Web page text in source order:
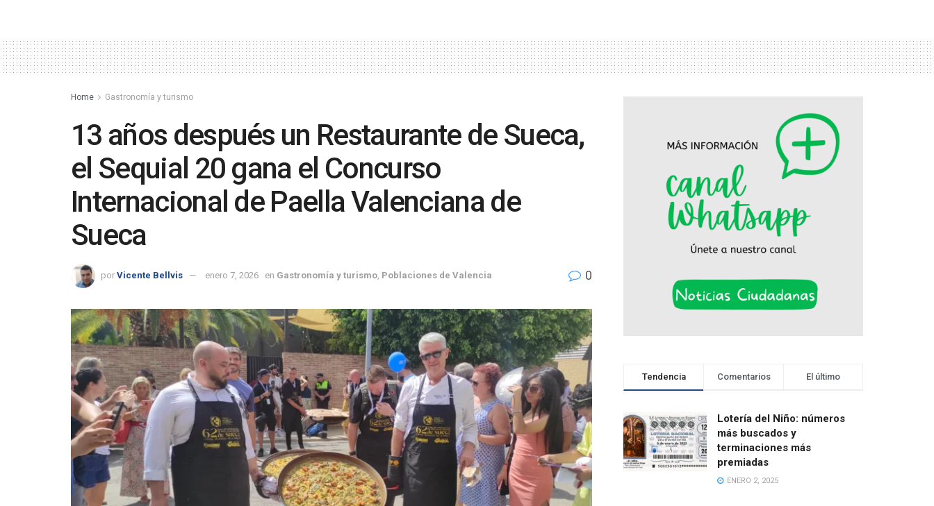
Home Gastronomía y turismo
13 años después un Restaurante de Sueca,
el Sequial 20 gana el Concurso
Internacional de Paella Valenciana de
Sueca
por Vicente Bellvis enero 7, 2026 en Gastronomía y turismo, Poblaciones de Valencia 0
Tendencia Comentarios El último
Lotería del Niño: números
más buscados y
terminaciones más
premiadas
ENERO 2, 2025